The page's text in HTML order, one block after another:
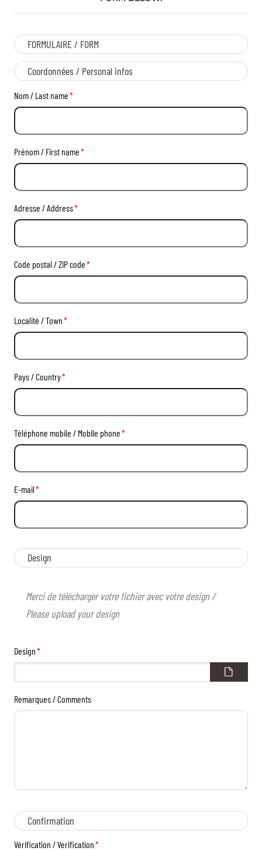
FORMULAIRE / FORM
Coordonnées / Personal infos
Nom / Last name*
Prénom / First name*
Adresse / Address*
Code postal / ZIP code*
Localité / Town*
Pays / Country*
Téléphone mobile / Mobile phone*
E-mail*
Design
Merci de télécharger votre fichier avec votre design /
Please upload your design
Design*
Remarques / Comments
Confirmation
Vérification / Verification*